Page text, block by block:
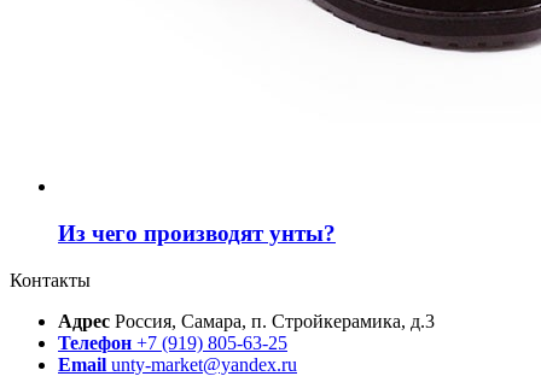
Из чего производят унты?
Контакты
Адрес Россия, Самара, п. Стройкерамика, д.3
Телефон +7 (919) 805-63-25
Email unty-market@yandex.ru